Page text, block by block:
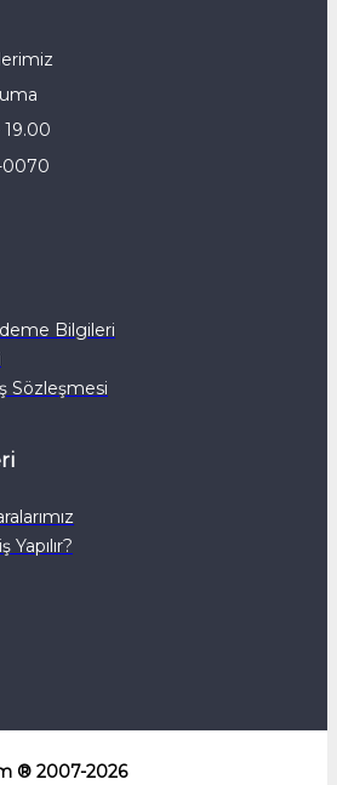
0070
Bilgileri
Sözleşmesi
Yapılır?
® 2007-2026